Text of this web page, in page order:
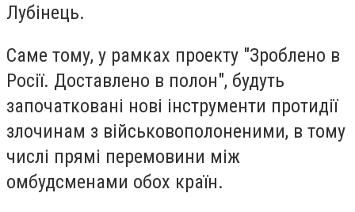
Лубінець.
Саме тому, у рамках проекту "Зроблено в
Росії. Доставлено в полон", будуть
започатковані нові інструменти протидії
злочинам з військовополоненими, в тому
числі прямі перемовини між
омбудсменами обох країн.